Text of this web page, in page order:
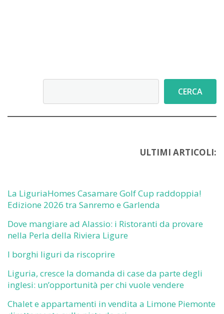
CERCA
ULTIMI ARTICOLI:
La LiguriaHomes Casamare Golf Cup raddoppia!
Edizione 2026 tra Sanremo e Garlenda
Dove mangiare ad Alassio: i Ristoranti da provare
nella Perla della Riviera Ligure
I borghi liguri da riscoprire
Liguria, cresce la domanda di case da parte degli
inglesi: un’opportunità per chi vuole vendere
Chalet e appartamenti in vendita a Limone Piemonte